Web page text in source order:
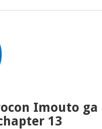
Imouto ga
13